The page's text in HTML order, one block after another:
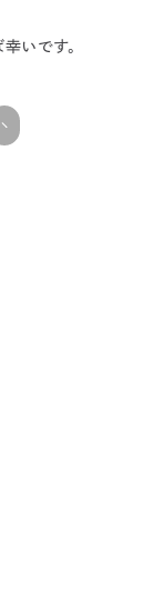
いです。